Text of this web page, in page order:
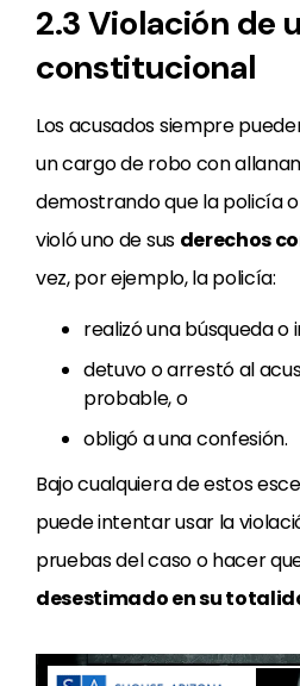
2.3 Violación de
constitucional
Los acusados siempre
un cargo de robo con
demostrando que la policía
violó uno de sus derechos
vez, por ejemplo, la policía:
realizó una búsqueda o
detuvo o arrestó al
probable, o
obligó a una confesión.
Bajo cualquiera de estos
puede intentar usar la
pruebas del caso o hacer
desestimado en su